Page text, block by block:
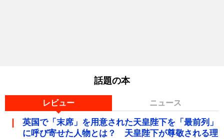
話題の本
レビュー ニュース
英国で「末席」を用意された天皇陛下を「最前列」
に呼び寄せた人物とは？ 天皇陛下が尊敬される理